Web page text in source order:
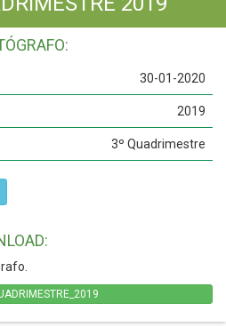
30-01-2020
2019
3º Quadrimestre